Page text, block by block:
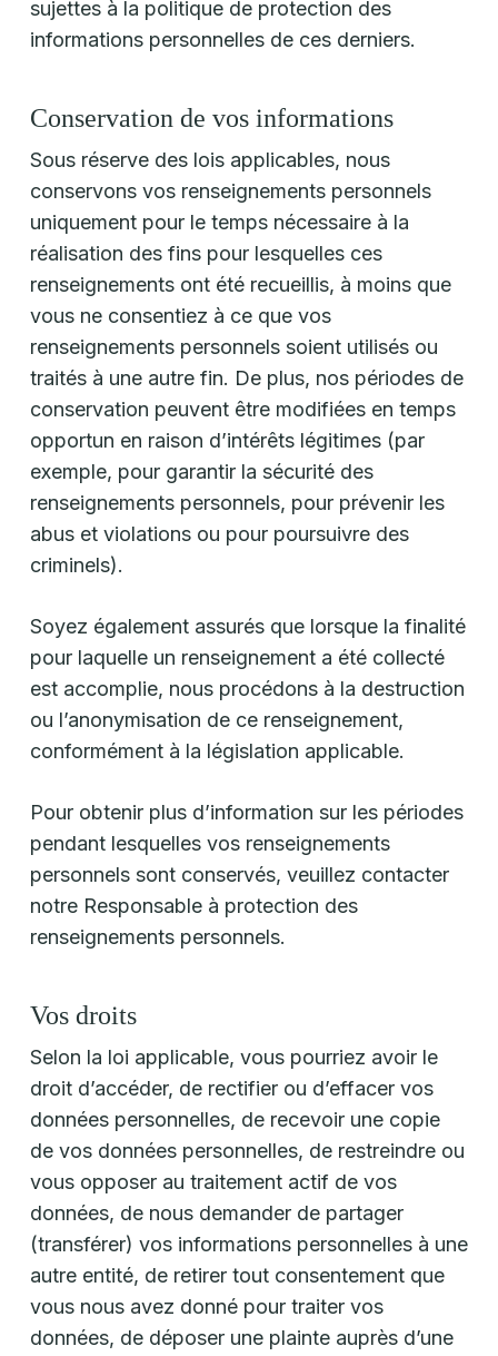
sujettes à la politique de protection des
informations personnelles de ces derniers.
Conservation de vos informations
Sous réserve des lois applicables, nous
conservons vos renseignements personnels
uniquement pour le temps nécessaire à la
réalisation des fins pour lesquelles ces
renseignements ont été recueillis, à moins que
vous ne consentiez à ce que vos
renseignements personnels soient utilisés ou
traités à une autre fin. De plus, nos périodes de
conservation peuvent être modifiées en temps
opportun en raison d’intérêts légitimes (par
exemple, pour garantir la sécurité des
renseignements personnels, pour prévenir les
abus et violations ou pour poursuivre des
criminels).
Soyez également assurés que lorsque la finalité
pour laquelle un renseignement a été collecté
est accomplie, nous procédons à la destruction
ou l’anonymisation de ce renseignement,
conformément à la législation applicable.
Pour obtenir plus d’information sur les périodes
pendant lesquelles vos renseignements
personnels sont conservés, veuillez contacter
notre Responsable à protection des
renseignements personnels.
Vos droits
Selon la loi applicable, vous pourriez avoir le
droit d’accéder, de rectifier ou d’effacer vos
données personnelles, de recevoir une copie
de vos données personnelles, de restreindre ou
vous opposer au traitement actif de vos
données, de nous demander de partager
(transférer) vos informations personnelles à une
autre entité, de retirer tout consentement que
vous nous avez donné pour traiter vos
données, de déposer une plainte auprès d’une